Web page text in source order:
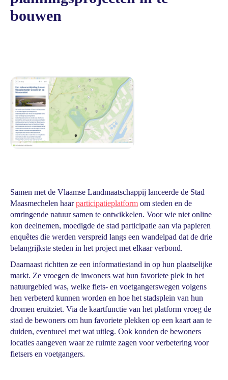
bouwen
Samen met de Vlaamse Landmaatschappij lanceerde de Stad
Maasmechelen haarparticipatieplatform om steden en de
omringende natuur samen te ontwikkelen. Voor wie niet online
kon deelnemen, moedigde de stad participatie aan via papieren
enquêtes die werden verspreid langs een wandelpad dat de drie
belangrijkste steden in het project met elkaar verbond.
Daarnaast richtten ze een informatiestand in op hun plaatselijke
markt. Ze vroegen de inwoners wat hun favoriete plek in het
natuurgebied was, welke fiets- en voetgangerswegen volgens
hen verbeterd kunnen worden en hoe het stadsplein van hun
dromen eruitziet. Via de kaartfunctie van het platform vroeg de
stad de bewoners om hun favoriete plekken op een kaart aan te
duiden, eventueel met wat uitleg. Ook konden de bewoners
locaties aangeven waar ze ruimte zagen voor verbetering voor
fietsers en voetgangers.